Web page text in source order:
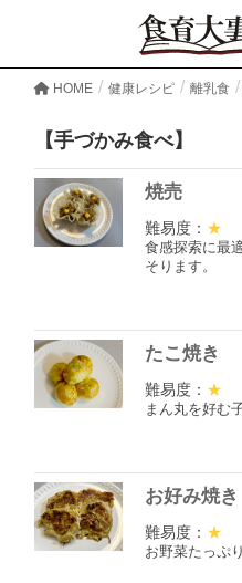
HOME 健康レシピ 離乳食
【手づかみ食べ】
焼売
難易度： ★
食感探索に最
そります。
たこ焼き
難易度： ★
まん丸を好む
お好み焼き
難易度： ★
お野菜たっぷ